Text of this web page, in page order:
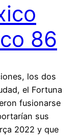
86
los dos
el Fortuna
fusionarse
sus
2022 y que